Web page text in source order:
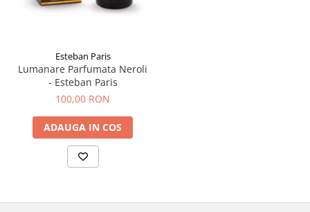
Esteban Paris
Lumanare Parfumata Neroli
- Esteban Paris
100,00 RON
ADAUGA IN COS